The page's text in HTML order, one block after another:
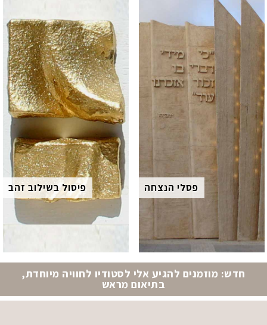
פסלי הנצחה פיסול בשילוב זהב
חדש: מוזמנים להגיע אלי לסטודיו לחוויה מיוחדת,
בתיאום מראש